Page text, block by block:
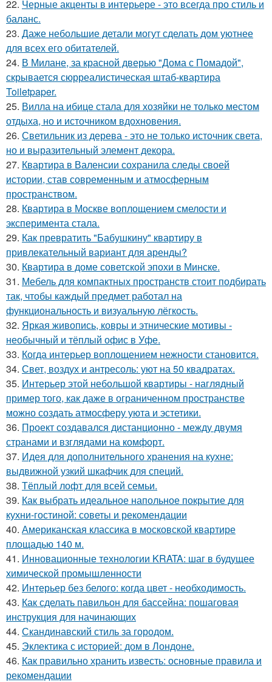
22. Черные акценты в интерьере - это всегда про стиль и
баланс.
23. Даже небольшие детали могут сделать дом уютнее
для всех его обитателей.
24. В Милане, за красной дверью "Дома с Помадой",
скрывается сюрреалистическая штаб-квартира
Toiletpaper.
25. Вилла на ибице стала для хозяйки не только местом
отдыха, но и источником вдохновения.
26. Светильник из дерева - это не только источник света,
но и выразительный элемент декора.
27. Квартира в Валенсии сохранила следы своей
истории, став современным и атмосферным
пространством.
28. Квартира в Москве воплощением смелости и
эксперимента стала.
29. Как превратить "Бабушкину" квартиру в
привлекательный вариант для аренды?
30. Квартира в доме советской эпохи в Минске.
31. Мебель для компактных пространств стоит подбирать
так, чтобы каждый предмет работал на
функциональность и визуальную лёгкость.
32. Яркая живопись, ковры и этнические мотивы -
необычный и тёплый офис в Уфе.
33. Когда интерьер воплощением нежности становится.
34. Свет, воздух и антресоль: уют на 50 квадратах.
35. Интерьер этой небольшой квартиры - наглядный
пример того, как даже в ограниченном пространстве
можно создать атмосферу уюта и эстетики.
36. Проект создавался дистанционно - между двумя
странами и взглядами на комфорт.
37. Идея для дополнительного хранения на кухне:
выдвижной узкий шкафчик для специй.
38. Тёплый лофт для всей семьи.
39. Как выбрать идеальное напольное покрытие для
кухни-гостиной: советы и рекомендации
40. Американская классика в московской квартире
площадью 140 м.
41. Инновационные технологии KRATA: шаг в будущее
химической промышленности
42. Интерьер без белого: когда цвет - необходимость.
43. Как сделать павильон для бассейна: пошаговая
инструкция для начинающих
44. Скандинавский стиль за городом.
45. Эклектика с историей: дом в Лондоне.
46. Как правильно хранить известь: основные правила и
рекомендации